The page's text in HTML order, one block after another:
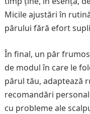
Micile ajustări în
părului fără efort
În final, un păr
de modul în care le
părul tău, adaptează
recomandări
cu probleme ale